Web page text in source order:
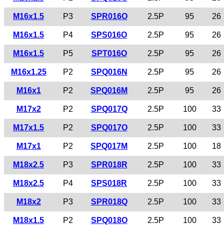
M16x1.5 P3 SPR016O 2.5P 95 26
M16x1.5 P4 SPS016O 2.5P 95 26
M16x1.5 P5 SPT016O 2.5P 95 26
M16x1.25 P2 SPQ016N 2.5P 95 26
M16x1 P2 SPQ016M 2.5P 95 26
M17x2 P2 SPQ017Q 2.5P 100 33
M17x1.5 P2 SPQ017O 2.5P 100 33
M17x1 P2 SPQ017M 2.5P 100 18
M18x2.5 P3 SPR018R 2.5P 100 33
M18x2.5 P4 SPS018R 2.5P 100 33
M18x2 P3 SPR018Q 2.5P 100 33
M18x1.5 P2 SPQ018O 2.5P 100 33